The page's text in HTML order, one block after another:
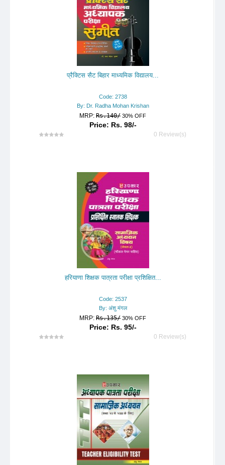
प्रैक्टिस सैट बिहार माध्यमिक विद्यालय...
Code: 2738
By: Dr. Radha Mohan Krishan
MRP:Rs.140/ 30% OFF
Price: Rs. 98/-
0 Review(s)
हरियाणा शिक्षक पात्रता परीक्षा प्रशिक्षित...
Code: 2537
By: अंशु मंगल
MRP:Rs.135/ 30% OFF
Price: Rs. 95/-
0 Review(s)